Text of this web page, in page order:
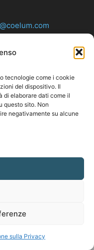
tecnologie come i cookie
del dispositivo. Il
di elaborare dati come il
questo sito. Non
negativamente su alcune
sulla Privacy